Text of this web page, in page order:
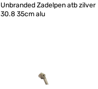
Unbranded Zadelpen atb zilver
30.8 35cm alu